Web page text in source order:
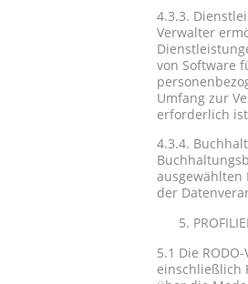
4.3.3.
Verwalter
von Software
Umfang zur
erforderlich
4.3.4.
ausgewählten
der
5.1 Die
einschließlich